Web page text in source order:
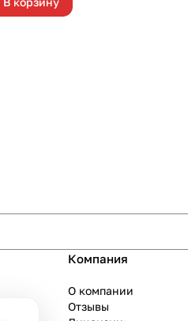
Компания
О компании
Отзывы